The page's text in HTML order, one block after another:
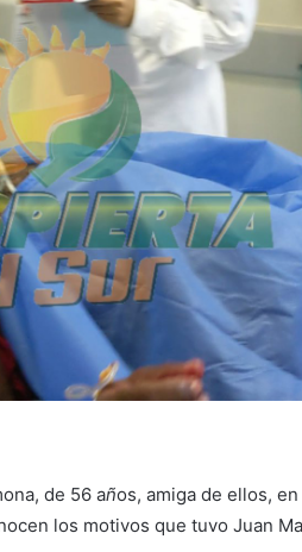
de 56 años, amiga de ellos,
los motivos que tuvo Juan